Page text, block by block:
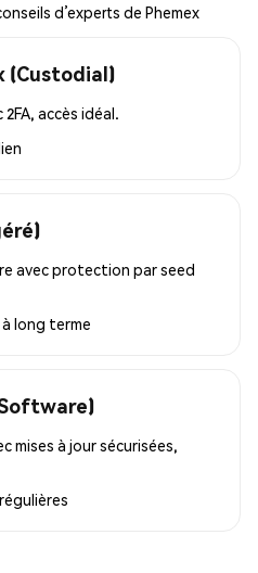
d’experts de Phemex
(Custodial)
accès idéal.
avec protection par seed
long terme
mises à jour sécurisées,